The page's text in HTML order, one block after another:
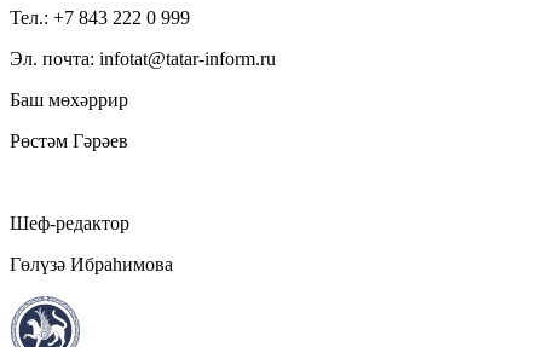
Тел.: +7 843 222 0 999
Эл. почта: infotat@tatar-inform.ru
Баш мөхәррир
Рөстәм Гәрәев
Шеф-редактор
Гөлүзә Ибраһимова